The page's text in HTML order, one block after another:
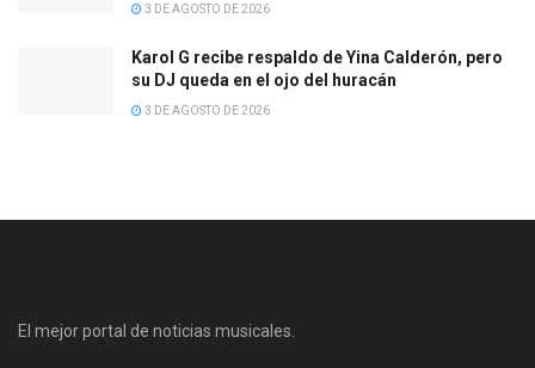
3 DE AGOSTO DE 2026
Karol G recibe respaldo de Yina Calderón, pero
su DJ queda en el ojo del huracán
3 DE AGOSTO DE 2026
El mejor portal de noticias musicales.